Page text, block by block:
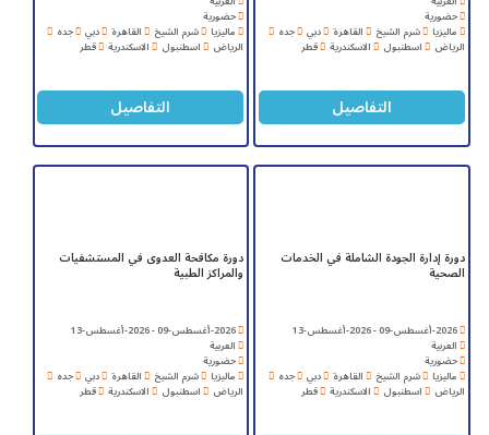
حضورية
ماليزيا شرم الشيخ القاهرة دبي جده
الرياض اسطنبول الاسكندرية قطر
التفاصيل
حضورية
ماليزيا شرم الشيخ القاهرة دبي جده
الرياض اسطنبول الاسكندرية قطر
التفاصيل
دورة إدارة الجودة الشاملة في الخدمات
الصحية
2026-أغسطس-09 - 2026-أغسطس-13
العربية
حضورية
ماليزيا شرم الشيخ القاهرة دبي جده
الرياض اسطنبول الاسكندرية قطر
دورة مكافحة العدوى في المستشفيات
والمراكز الطبية
2026-أغسطس-09 - 2026-أغسطس-13
العربية
حضورية
ماليزيا شرم الشيخ القاهرة دبي جده
الرياض اسطنبول الاسكندرية قطر